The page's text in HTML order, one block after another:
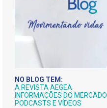
NO BLOG TEM:
A REVISTA AEGEA
INFORMAÇÕES DO MERCADO
PODCASTS E VÍDEOS